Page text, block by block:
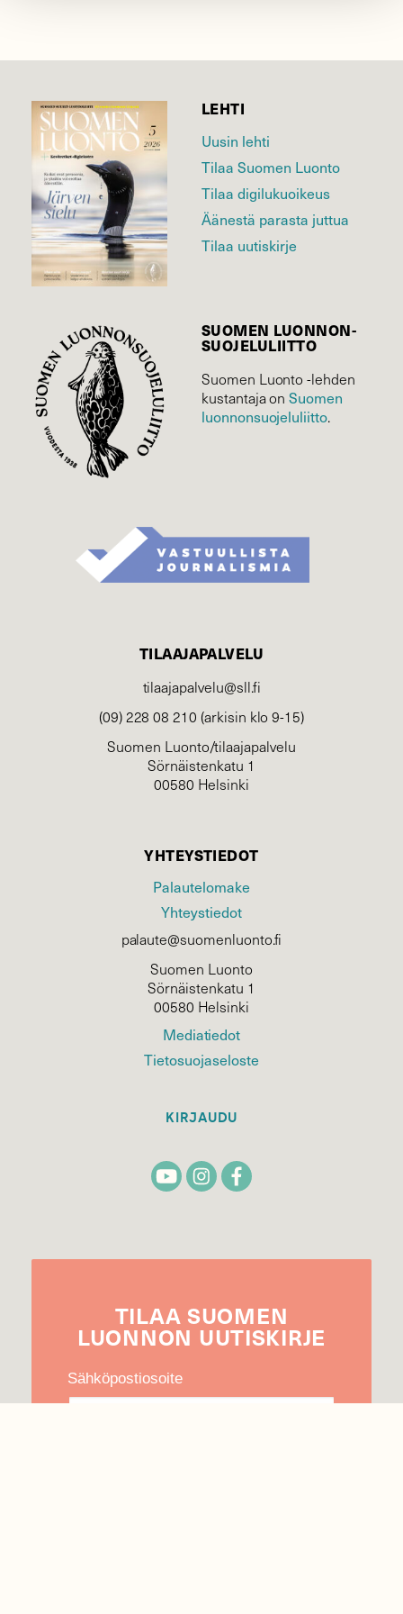
LEHTI
Uusin lehti
Tilaa Suomen Luonto
Tilaa digilukuoikeus
Äänestä parasta juttua
Tilaa uutiskirje
SUOMEN LUONNON­
SUOJELU­LIITTO
Suomen Luonto -lehden
kustantaja onSuomen
luonnonsuojelu­liitto.
TILAAJAPALVELU
tilaajapalvelu@sll.fi
(09) 228 08 210 (arkisin klo 9-15)
Suomen Luonto/tilaajapalvelu
Sörnäistenkatu 1
00580 Helsinki
YHTEYSTIEDOT
Palautelomake
Yhteystiedot
palaute@suomenluonto.fi
Suomen Luonto
Sörnäistenkatu 1
00580 Helsinki
Mediatiedot
Tietosuojaseloste
KIRJAUDU
TILAA SUOMEN
LUONNON UUTIS­KIRJE
Sähköpostiosoite